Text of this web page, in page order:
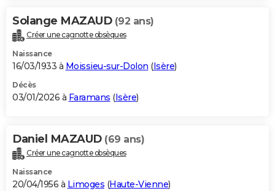
Solange MAZAUD (92 ans)
Créer une cagnotte obsèques
Naissance
16/03/1933 à Moissieu-sur-Dolon (Isère)
Décès
03/01/2026 à Faramans (Isère)
Daniel MAZAUD (69 ans)
Créer une cagnotte obsèques
Naissance
20/04/1956 à Limoges (Haute-Vienne)